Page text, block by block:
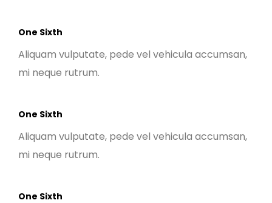
One Sixth
Aliquam vulputate, pede vel vehicula accumsan,
mi neque rutrum.
One Sixth
Aliquam vulputate, pede vel vehicula accumsan,
mi neque rutrum.
One Sixth